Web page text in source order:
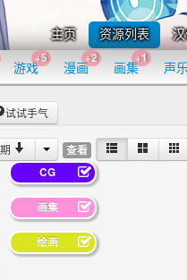
主页 资源列表
游戏
+5
漫画
+2
画集
+1
声
查看
试试手气
CG
画集
绘画